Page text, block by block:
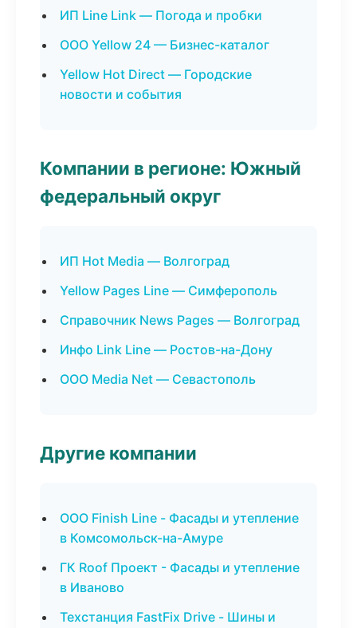
ИП Line Link — Погода и пробки
ООО Yellow 24 — Бизнес-каталог
Yellow Hot Direct — Городские
новости и события
Компании в регионе: Южный
федеральный округ
ИП Hot Media — Волгоград
Yellow Pages Line — Симферополь
Справочник News Pages — Волгоград
Инфо Link Line — Ростов-на-Дону
ООО Media Net — Севастополь
Другие компании
ООО Finish Line - Фасады и утепление
в Комсомольск-на-Амуре
ГК Roof Проект - Фасады и утепление
в Иваново
Техстанция FastFix Drive - Шины и